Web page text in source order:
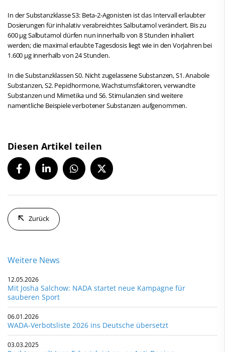
In der Substanzklasse S3: Beta-2-Agonisten ist das Intervall erlaubter
Dosierungen für inhalativ verabreichtes Salbutamol verändert. Bis zu
600 µg Salbutamol dürfen nun innerhalb von 8 Stunden inhaliert
werden; die maximal erlaubte Tagesdosis liegt wie in den Vorjahren bei
1.600 µg innerhalb von 24 Stunden.
In die Substanzklassen S0. Nicht zugelassene Substanzen, S1. Anabole
Substanzen, S2. Pepidhormone, Wachstumsfaktoren, verwandte
Substanzen und Mimetika und S6. Stimulanzien sind weitere
namentliche Beispiele verbotener Substanzen aufgenommen.
Diesen Artikel teilen
Zurück
Weitere News
12.05.2026
Mit Josha Salchow: NADA startet neue Kampagne für
sauberen Sport
06.01.2026
WADA-Verbotsliste 2026 ins Deutsche übersetzt
03.03.2025